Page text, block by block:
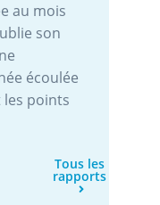
au mois
son
écoulée
les points
Tous les
rapports